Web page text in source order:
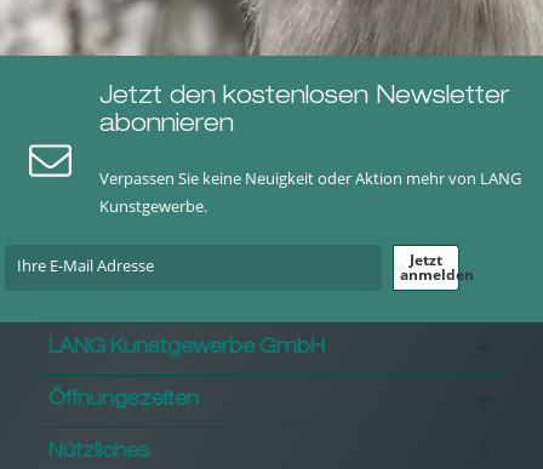
Jetzt den kostenlosen Newsletter
abonnieren
Verpassen Sie keine Neuigkeit oder Aktion mehr von LANG
Kunstgewerbe.
Jetzt
anmelden
LANG Kunstgewerbe GmbH
Öffnungszeiten
Nützliches